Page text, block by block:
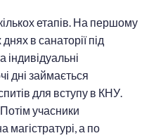
етапів. На першому
в санаторії під
індивідуальні
дні займається
для вступу в КНУ.
учасники
магістратурі, а по